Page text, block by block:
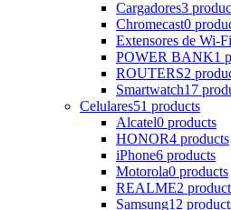
Cargadores3
Chromecast0
Extensores de Wi-Fi
POWER BANK1
ROUTERS2
Smartwatch17
Celulares51 products
Alcatel0 products
HONOR4 products
iPhone6 products
Motorola0 products
REALME2
Samsung12